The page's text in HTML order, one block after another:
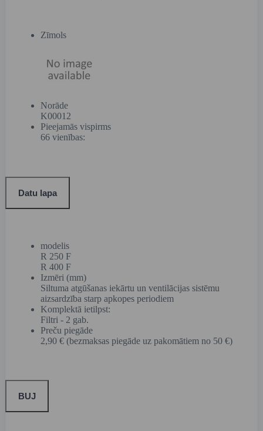
Zīmols
Norāde
K00012
Pieejamās vispirms
66 vienības:
Datu lapa
modelis
R 250 F
R 400 F
Izmēri (mm)
Siltuma atgūšanas iekārtu un ventilācijas sistēmu
aizsardzība starp apkopes periodiem
Komplektā ietilpst:
Filtri - 2 gab.
Preču piegāde
2,90 € (bezmaksas piegāde uz pakomātiem no 50 €)
BUJ